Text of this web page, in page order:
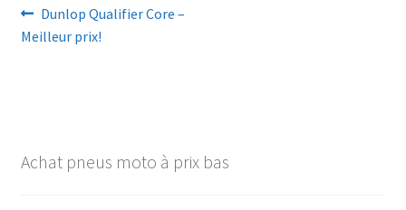
Navigation
de
Article
précédent :
Dunlop Qualifier Core –
Meilleur prix!
Achat pneus moto à prix bas